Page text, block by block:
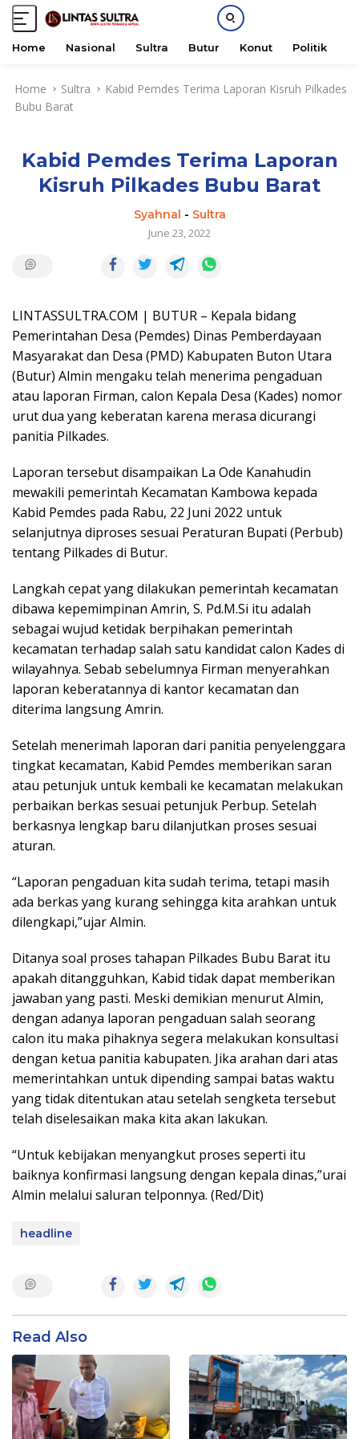
Home Nasional Sultra Butur Konut Politik
Home Sultra
Kabid Pemdes Terima Laporan Kisruh Pilkades
Bubu Barat
Kabid Pemdes Terima Laporan
Kisruh Pilkades Bubu Barat
Syahnal - Sultra
June 23, 2022
LINTASSULTRA.COM | BUTUR – Kepala bidang
Pemerintahan Desa (Pemdes) Dinas Pemberdayaan
Masyarakat dan Desa (PMD) Kabupaten Buton Utara
(Butur) Almin mengaku telah menerima pengaduan
atau laporan Firman, calon Kepala Desa (Kades) nomor
urut dua yang keberatan karena merasa dicurangi
panitia Pilkades.
Laporan tersebut disampaikan La Ode Kanahudin
mewakili pemerintah Kecamatan Kambowa kepada
Kabid Pemdes pada Rabu, 22 Juni 2022 untuk
selanjutnya diproses sesuai Peraturan Bupati (Perbub)
tentang Pilkades di Butur.
Langkah cepat yang dilakukan pemerintah kecamatan
dibawa kepemimpinan Amrin, S. Pd.M.Si itu adalah
sebagai wujud ketidak berpihakan pemerintah
kecamatan terhadap salah satu kandidat calon Kades di
wilayahnya. Sebab sebelumnya Firman menyerahkan
laporan keberatannya di kantor kecamatan dan
diterima langsung Amrin.
Setelah menerimah laporan dari panitia penyelenggara
tingkat kecamatan, Kabid Pemdes memberikan saran
atau petunjuk untuk kembali ke kecamatan melakukan
perbaikan berkas sesuai petunjuk Perbup. Setelah
berkasnya lengkap baru dilanjutkan proses sesuai
aturan.
“Laporan pengaduan kita sudah terima, tetapi masih
ada berkas yang kurang sehingga kita arahkan untuk
dilengkapi,”ujar Almin.
Ditanya soal proses tahapan Pilkades Bubu Barat itu
apakah ditangguhkan, Kabid tidak dapat memberikan
jawaban yang pasti. Meski demikian menurut Almin,
dengan adanya laporan pengaduan salah seorang
calon itu maka pihaknya segera melakukan konsultasi
dengan ketua panitia kabupaten. Jika arahan dari atas
memerintahkan untuk dipending sampai batas waktu
yang tidak ditentukan atau setelah sengketa tersebut
telah diselesaikan maka kita akan lakukan.
“Untuk kebijakan menyangkut proses seperti itu
baiknya konfirmasi langsung dengan kepala dinas,”urai
Almin melalui saluran telponnya. (Red/Dit)
headline
Read Also